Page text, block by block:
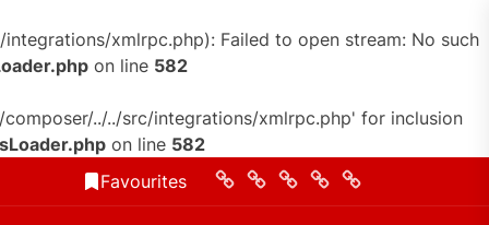
xmlrpc.php): Failed to open stream: No such
on line 582
../../src/integrations/xmlrpc.php' for inclusion
on line 582
Favourites HomeQuem
Somos
Contato
Conheca
Politica
de